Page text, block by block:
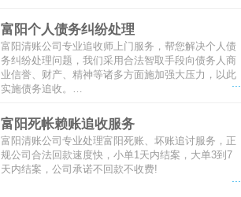
富阳个人债务纠纷处理
富阳清账公司专业追收师上门服务，帮您解决个人债
务纠纷处理问题，我们采用合法智取手段向债务人商
业信誉、财产、精神等诸多方面施加强大压力，以此
实施债务追收。…
...
富阳死帐赖账追收服务
富阳清账公司专业处理富阳死账、坏账追讨服务，正
规公司合法回款速度快，小单1天内结案，大单3到7
天内结案，公司承诺不回款不收费!